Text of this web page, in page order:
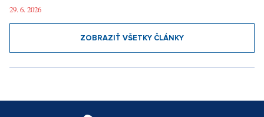
29. 6. 2026
ZOBRAZIŤ VŠETKY ČLÁNKY